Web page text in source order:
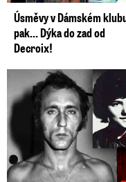
Úsměvy v Dámském
pak… Dýka do zad od
Decroix!
50 let od běsnění